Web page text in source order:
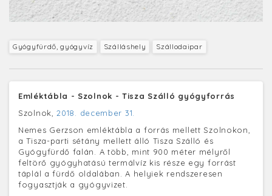
Gyógyfürdő, gyógyvíz Szálláshely Szállodaipar
Emléktábla - Szolnok - Tisza Szálló gyógyforrás
Szolnok,2018. december 31.
Nemes Gerzson emléktábla a forrás mellett Szolnokon,
a Tisza-parti sétány mellett álló Tisza Szálló és
Gyógyfürdő falán. A több, mint 900 méter mélyről
feltörő gyógyhatású termálvíz kis része egy forrást
táplál a fürdő oldalában. A helyiek rendszeresen
fogyasztják a gyógyvizet.